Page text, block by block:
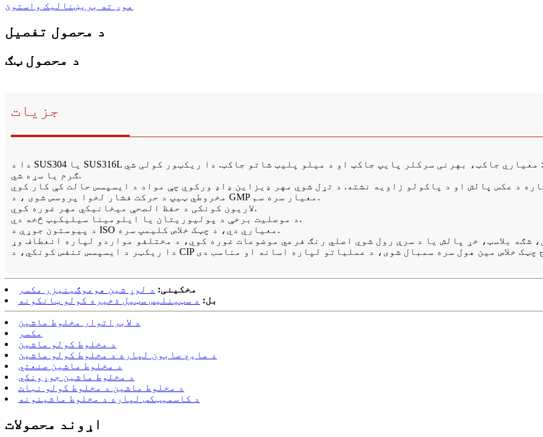
موږ ته بریښنالیک واستوئ
د محصول تفصیل
د محصول ټګ
جزیات
دا د SUS304 یا SUS316L بدن او جاکټ څخه جوړ شوی دی. موږ مختلف جاکټونه لرو: معیاري جاکټ، بهرنی سرکلر پایپ جاکټ او د میلو پلیټ شاتو جاکټ. دا ریکټور کولی شي
ګرم یا سړه شي.
مخروطي ټیپ د حرکت فشار لخوا پروسس شوی ، د GMP معیار سره سم.
لاریون کونکی د حفظ الصحې میخانیکي مهر غوره کوي.
د موصلیت برخې د پولیوریتان یا ایلومینا سیلیکیټ څخه دي.
د پیوستون جوړې د ISO معیاري دي، د چټک خلاص کلیمپ سره.
مخکینی: د لوړ شین هوموګینیزر مکسر
بل: د سټینلیس سټیل ذخیره کولو ټانکونه
د لابراتوار مخلوط ماشین
مکسر
د مخلوط کولو ماشین
د مایع صابون لپاره د مخلوط کولو ماشین
د مخلوط ماشین صنعتي
د مخلوط ماشین جوړونکي
د مخلوط ماشین د مخلوط کولو نبات
د کاسمیټکس لپاره د مخلوط ماشینونه
اړوند محصولات